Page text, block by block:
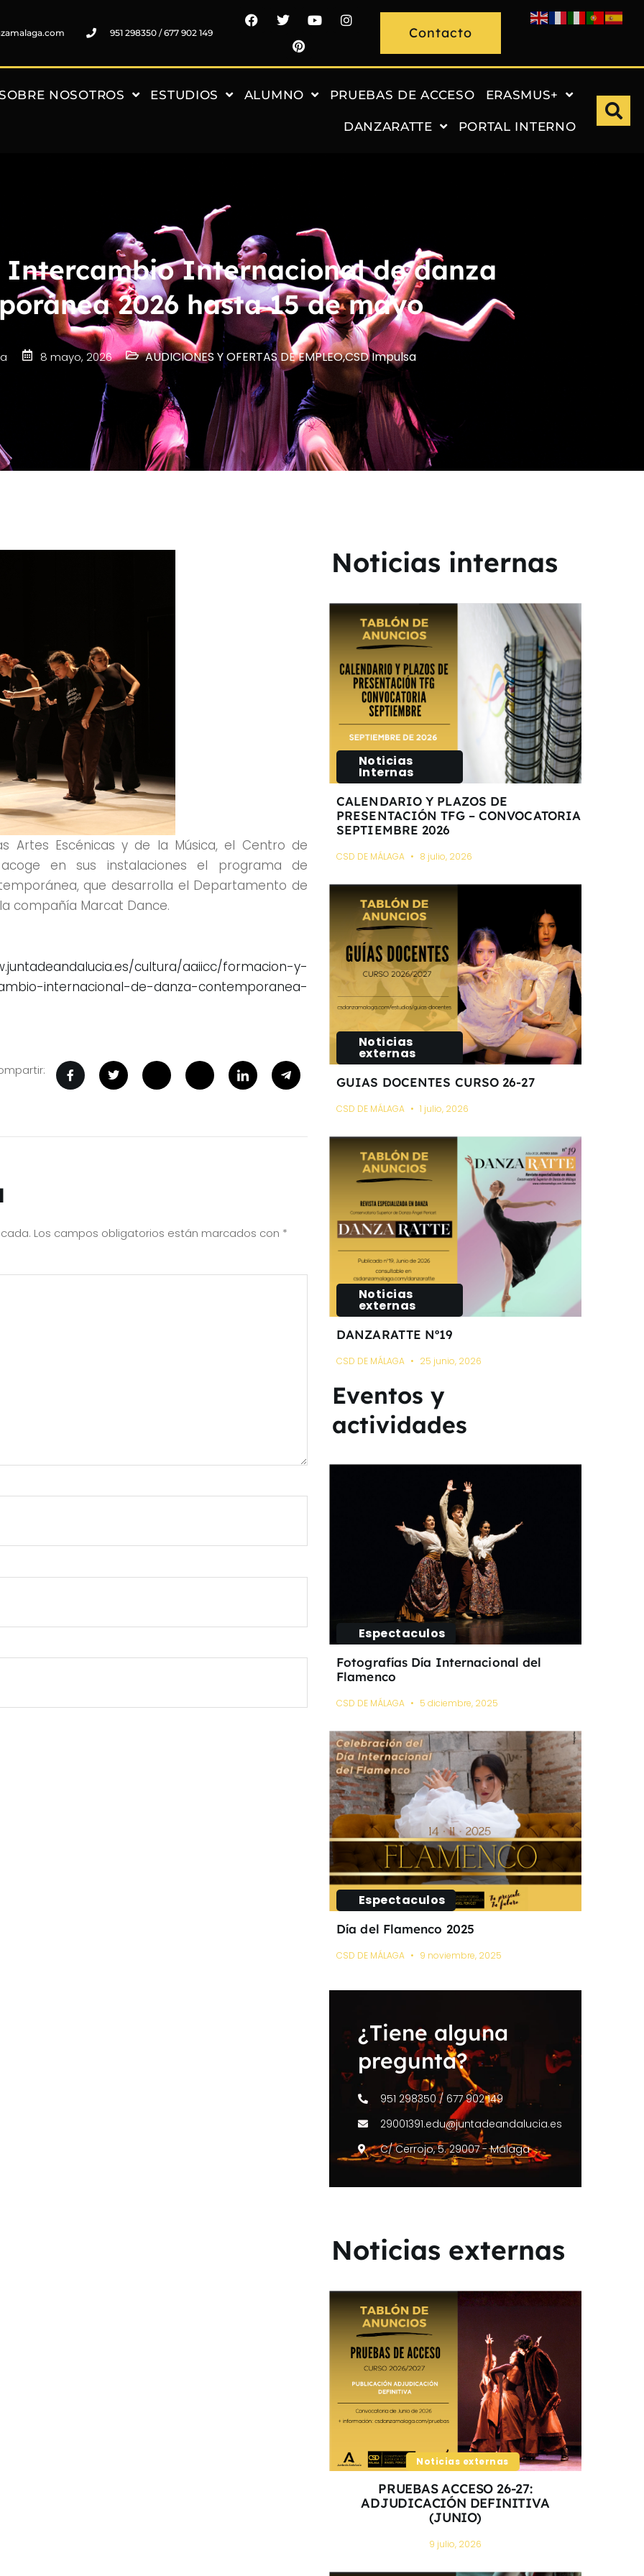
951 298350 / 677 902 149 Contacto
NOSOTROS ESTUDIOS ALUMNO PRUEBAS DE ACCESO ERASMUS+
DANZARATTE PORTAL INTERNO
Intercambio Internacional de danza
2026 hasta 15 de mayo
8 mayo, 2026 AUDICIONES Y OFERTAS DE EMPLEO,CSD Impulsa
Artes Escénicas y de la Música, el Centro de
en sus instalaciones el programa de
que desarrolla el Departamento de
compañía Marcat Dance.
cultura/aaiicc/formacion-y-
internacional-de-danza-contemporanea-
Los campos obligatorios están marcados con *
Noticias internas
Noticias
Internas
CALENDARIO Y PLAZOS DE
PRESENTACIÓN TFG – CONVOCATORIA
SEPTIEMBRE 2026
CSD DE MÁLAGA 8 julio, 2026
Noticias
externas
GUIAS DOCENTES CURSO 26-27
CSD DE MÁLAGA 1 julio, 2026
Noticias
externas
DANZARATTE Nº19
CSD DE MÁLAGA 25 junio, 2026
Eventos y
actividades
Espectaculos
Fotografías Día Internacional del
Flamenco
CSD DE MÁLAGA 5 diciembre, 2025
Espectaculos
Día del Flamenco 2025
CSD DE MÁLAGA 9 noviembre, 2025
¿Tiene alguna
pregunta?
951 298350 / 677 902 149
29001391.edu@juntadeandalucia.es
C/ Cerrojo, 5. 29007 - Málaga
Noticias externas
Noticias externas
PRUEBAS ACCESO 26-27:
ADJUDICACIÓN DEFINITIVA
(JUNIO)
9 julio, 2026